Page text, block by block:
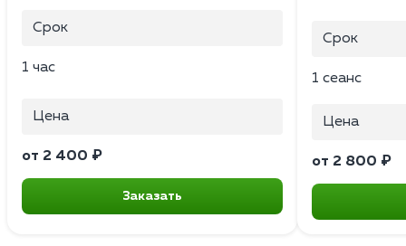
Срок
1 час
Цена
от 2 400 ₽
Заказать
Срок
1 сеанс
Цена
от 2 800 ₽